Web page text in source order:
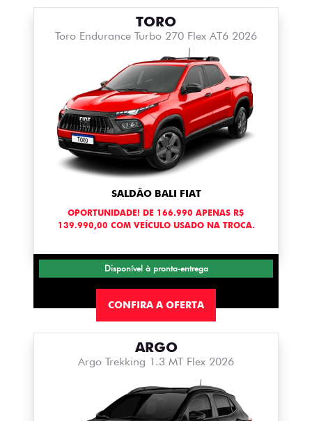
TORO
Toro Endurance Turbo 270 Flex AT6 2026
SALDÃO BALI FIAT
OPORTUNIDADE! DE 166.990 APENAS R$
139.990,00 COM VEÍCULO USADO NA TROCA.
Disponível à pronta-entrega
CONFIRA A OFERTA
ARGO
Argo Trekking 1.3 MT Flex 2026